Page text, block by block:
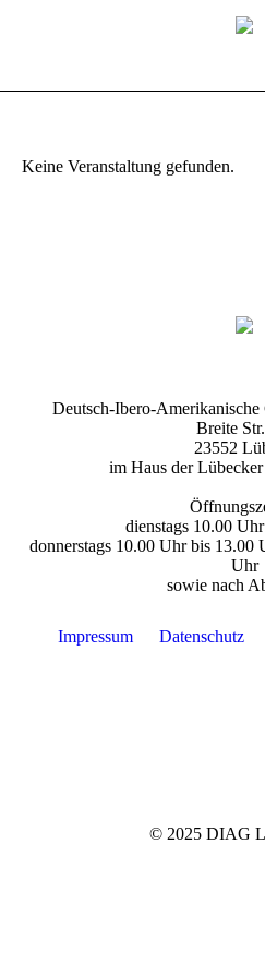
Keine Veranstaltung gefunden.
Deutsch-Ibero-
Breite
23552
im Haus der
dienstags 10.00
donnerstags 10.00 Uhr bis
Uhr
sowie nach
Impressum Datenschutz
© 2025 DIAG